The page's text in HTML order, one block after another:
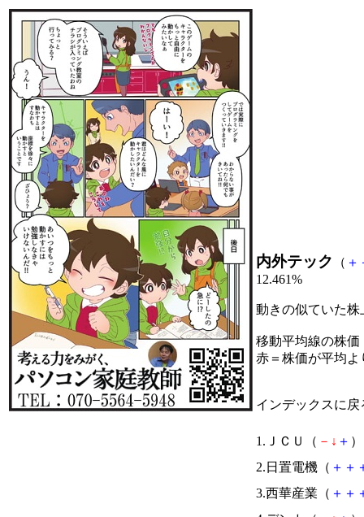
内外テック （ ＋
12.461%
動きの似ていた
移動平均線の株価
赤＝株価が平均
インデックスに戻
1.ＪＣＵ（ － ↓ ＋
2.日置電機（ ＋ ＋
3.西華産業（ ＋ ＋